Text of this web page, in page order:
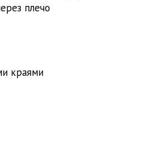
плечо
краями